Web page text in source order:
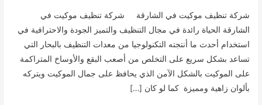
شركة تنظيف موكيت في الشارقة شركة تنظيف موكيت في
الشارقة الحياة رائدة في مجال التنظيف والتميز الجودة والاحترافية في
استخدام أحدث ما أنتجته التكنولوجيا من معدات التنظيف بالبحار التي
تساعد بشكل سريع على التخلص من أصعب البقع والأوساخ المتراكمة
على الموكيت بالشكل الآمن الذي يحافظ على جمال الموكيت ويتركه
بألوان زاهية ومميزة كما لو كان […]